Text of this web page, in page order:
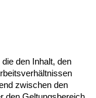
die den Inhalt, den
zwischen den